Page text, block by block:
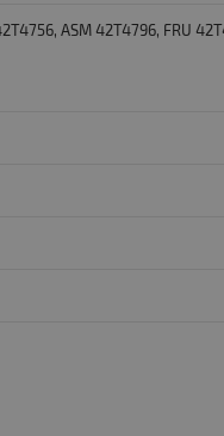
ASM 42T4796, FRU